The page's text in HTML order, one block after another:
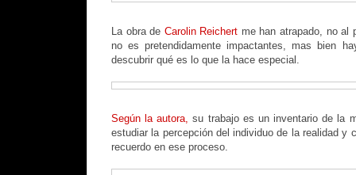
La obra de Carolin Reichert me han atrapado, no al
no es pretendidamente impactantes, mas bien
descubrir qué es lo que la hace especial.
Según la autora, su trabajo es un inventario de la
estudiar la percepción del individuo de la realidad y
recuerdo en ese proceso.